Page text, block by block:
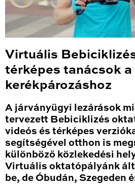
Virtuális
térképes tanácsok
kerékpározáshoz
A járványügyi lezárások
tervezett Bebiciklizés
videós és térképes
segítségével otthon is
különböző közlekedési
Virtuális oktatópályánk
be, de Óbudán, Szegeden